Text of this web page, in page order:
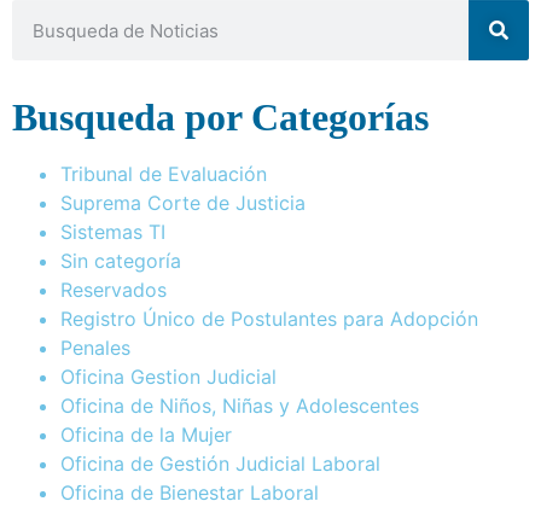
Busqueda por Categorías
Tribunal de Evaluación
Suprema Corte de Justicia
Sistemas TI
Sin categoría
Reservados
Registro Único de Postulantes para Adopción
Penales
Oficina Gestion Judicial
Oficina de Niños, Niñas y Adolescentes
Oficina de la Mujer
Oficina de Gestión Judicial Laboral
Oficina de Bienestar Laboral